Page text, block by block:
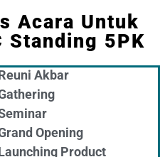
Acara Untuk
Standing 5PK
Akbar
Opening